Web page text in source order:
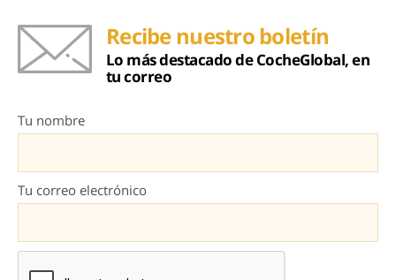
Recibe nuestro boletín
Lo más destacado de CocheGlobal, en
tu correo
Tu nombre
Tu correo electrónico